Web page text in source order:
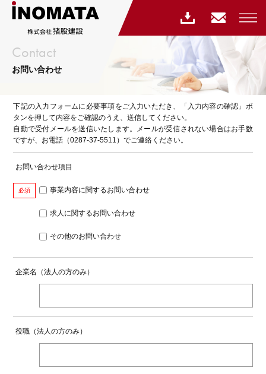
Contact
お問い合わせ
下記の入力フォームに必要事項をご入力いただき、「入力内容の確認」ボ
タンを押して内容をご確認のうえ、送信してください。
自動で受付メールを送信いたします。メールが受信されない場合はお手数
ですが、お電話（0287-37-5511）でご連絡ください。
お問い合わせ項目
必須 事業内容に関するお問い合わせ
求人に関するお問い合わせ
その他のお問い合わせ
企業名（法人の方のみ）
役職（法人の方のみ）